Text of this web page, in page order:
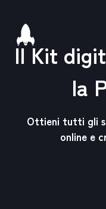
contenuto
Il Kit
la
Ottieni tutti gli
online e